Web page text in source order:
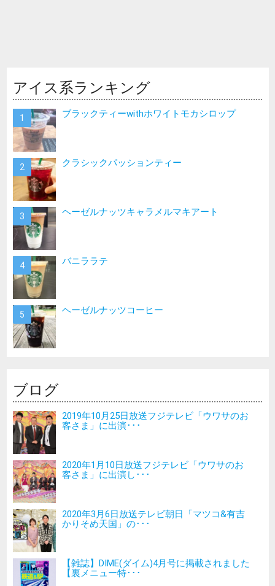
アイス系ランキング
ブラックティーwithホワイトモカシロップ
クラシックパッションティー
ヘーゼルナッツキャラメルマキアート
バニララテ
ヘーゼルナッツコーヒー
ブログ
2019年10月25日放送フジテレビ「ウワサのお
客さま」に出演･･･
2020年1月10日放送フジテレビ「ウワサのお
客さま」に出演し･･･
2020年3月6日放送テレビ朝日「マツコ&有吉
かりそめ天国」の･･･
【雑誌】DIME(ダイム)4月号に掲載されました
【裏メニュー特･･･